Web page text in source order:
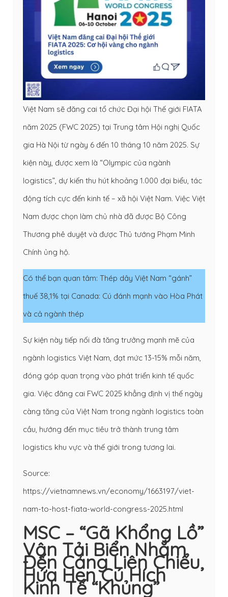
Việt Nam sẽ đăng cai tổ chức Đại hội Thế giới FIATA
năm 2025 (FWC 2025) tại Trung tâm Hội nghị Quốc
gia Hà Nội từ ngày 6 đến 10 tháng 10 năm 2025. Sự
kiện này, được xem là “Olympic của ngành
logistics”, dự kiến thu hút khoảng 1.000 đại biểu, tác
động tích cực đến kinh tế – xã hội Việt Nam. Việc Việt
Nam được chọn làm chủ nhà đã được Bộ Công
Thương phê duyệt và được Thủ tướng Phạm Minh
Chính ủng hộ.
Có thể bạn quan tâm: Thép dây Việt Nam “gánh”
thuế 38,1% tại Canada: Cú đánh mạnh vào Hòa Phát
và cả ngành thép
Sự kiện này tiếp nối đà tăng trưởng mạnh mẽ của
ngành logistics Việt Nam, đạt mức 13-15% mỗi năm,
đóng góp quan trọng vào phát triển kinh tế quốc
gia. Việc đăng cai FWC 2025 khẳng định vị thế ngày
càng tăng của Việt Nam trong ngành logistics toàn
cầu, hướng đến mục tiêu trở thành trung tâm
logistics khu vực và thế giới trong tương lai.
Source:
https://vietnamnews.vn/economy/1663197/viet-
nam-to-host-fiata-world-congress-2025.html
MSC – “gã Khổng Lồ”
Vận Tải Biển Nhắm
Đến Cảng Liên Chiểu,
Hứa Hẹn Cú Hích
Kinh Tế “khủng”